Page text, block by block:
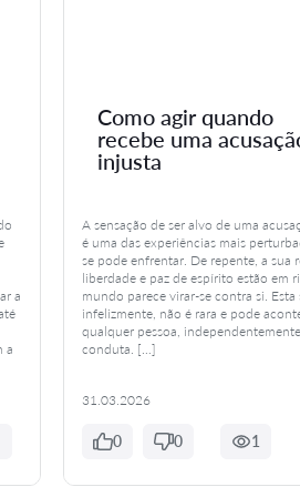
a
a
Como agir quando
recebe uma
injusta
A sensação de ser alvo de uma
é uma das experiências mais
se pode enfrentar. De repente, a sua
liberdade e paz de espírito estão em
mundo parece virar-se contra si. Esta
infelizmente, não é rara e pode
qualquer pessoa,
conduta. […]
31.03.2026
0 0 1